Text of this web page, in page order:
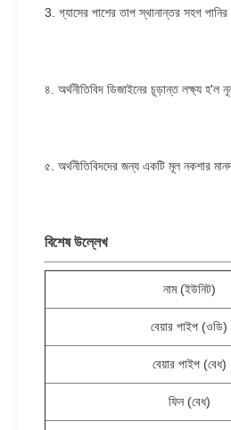
3. গ্যাসের পাশের তাপ স্থানান্তর সহগ
৪. অর্থনীতিবিদ ডিজাইনের চূড়ান্ত লক্ষ্য হ'ল
৫. অর্থনীতিবিদদের জন্য একটি মূল নকশার
বিশেষ উল্লেখ
নাম (ইউনিট)
বেয়ার পাইপ (ওডি)
বেয়ার পাইপ (বেধ)
ফিন (বেধ)